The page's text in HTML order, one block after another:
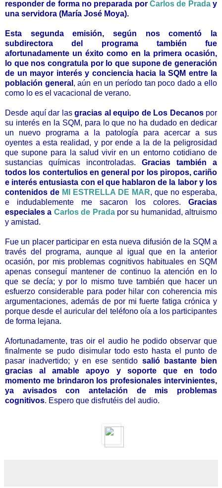
responder de forma no preparada por Carlos de Prada y
una servidora (María José Moya).
Esta segunda emisión, según nos comentó la
subdirectora del programa también fue
afortunadamente un éxito como en la primera ocasión,
lo que nos congratula por lo que supone de generación
de un mayor interés y conciencia hacia la SQM entre la
población general , aún en un período tan poco dado a ello
como lo es el vacacional de verano.
Desde aquí dar las gracias al equipo de Los Decanospor
su interés en la SQM, para lo que no ha dudado en dedicar
un nuevo programa a la patología para acercar a sus
oyentes a esta realidad, y por ende a la de la peligrosidad
que supone para la salud vivir en un entorno cotidiano de
sustancias químicas incontroladas. Gracias también a
todos los contertulios en general por los piropos, cariño
e interés entusiasta con el que hablaron de la labor y los
contenidos de MI ESTRELLA DE MAR, que no esperaba,
e indudablemente me sacaron los colores. Gracias
especiales a Carlos de Prada por su humanidad, altruismo
y amistad.
Fue un placer participar en esta nueva difusión de la SQM a
través del programa, aunque al igual que en la anterior
ocasión, por mis problemas cognitivos habituales en SQM
apenas conseguí mantener de continuo la atención en lo
que se decía; y por lo mismo tuve también que hacer un
esfuerzo considerable para poder hilar con coherencia mis
argumentaciones, además de por mi fuerte fatiga crónica y
porque desde el auricular del teléfono oía a los participantes
de forma lejana.
Afortunadamente, tras oir el audio he podido observar que
finalmente se pudo disimular todo esto hasta el punto de
pasar inadvertido; y en ese sentido salió bastante bien
gracias al amable apoyo y soporte que en todo
momento me brindaron los profesionales intervinientes,
ya avisados con antelación de mis problemas
cognitivos. Espero que disfrutéis del audio.